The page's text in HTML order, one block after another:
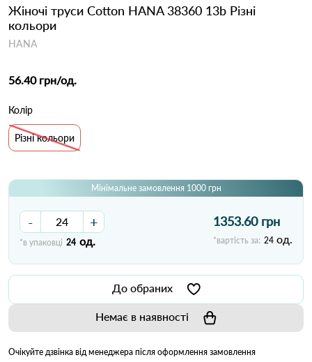
Жіночі труси Cotton HANA 38360 13b Різні
кольори
HANA
56.40 грн/од.
Колір
Різні кольори
Мінімальне замовлення 1000 грн
- +
*в упаковці 24 од.
1353.60 грн
*вартість за: 24 од.
До обраних
Немає в наявності
Очікуйте дзвінка від менеджера після оформлення замовлення